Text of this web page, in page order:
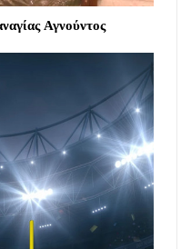
Αγνούντος